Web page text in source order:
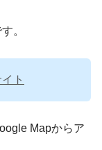
。
ト
Mapからア